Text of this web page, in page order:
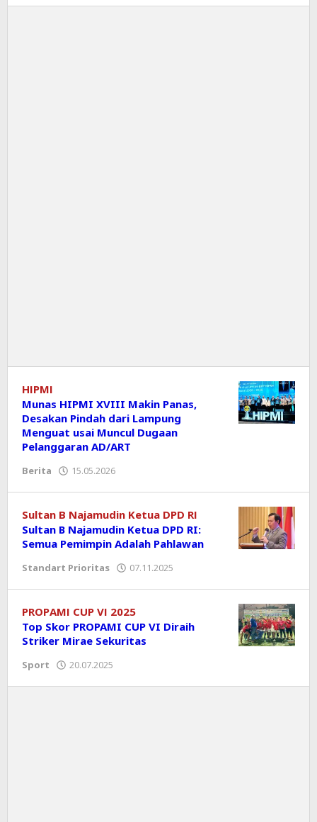
HIPMI
Munas HIPMI XVIII Makin Panas,
Desakan Pindah dari Lampung
Menguat usai Muncul Dugaan
Pelanggaran AD/ART
Berita 15.05.2026
Sultan B Najamudin Ketua DPD RI
Sultan B Najamudin Ketua DPD RI:
Semua Pemimpin Adalah Pahlawan
Standart Prioritas 07.11.2025
PROPAMI CUP VI 2025
Top Skor PROPAMI CUP VI Diraih
Striker Mirae Sekuritas
Sport 20.07.2025